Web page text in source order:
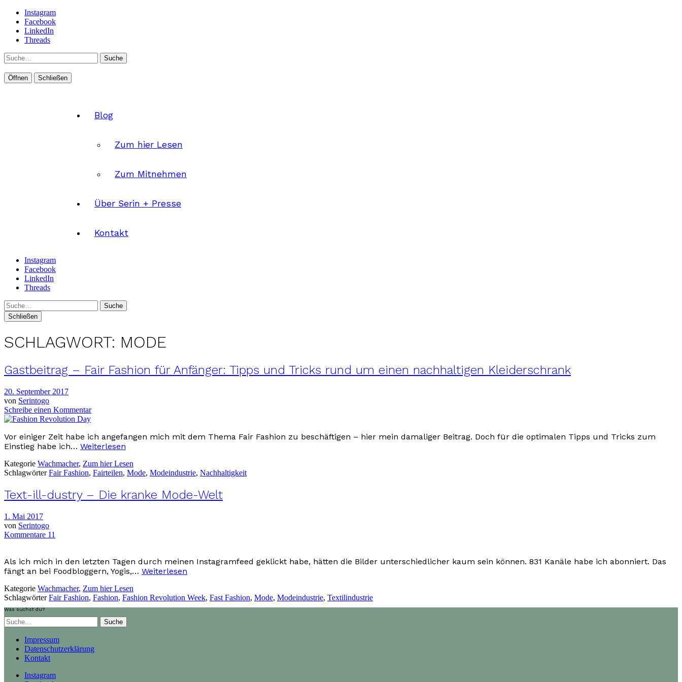
Instagram
Facebook
LinkedIn
Threads
Suche
Öffnen Schließen
Blog
Zum hier Lesen
Zum Mitnehmen
Über Serin + Presse
Kontakt
Instagram
Facebook
LinkedIn
Threads
Suche
Schließen
SCHLAGWORT: MODE
Gastbeitrag – Fair Fashion für Anfänger: Tipps und Tricks rund um einen nachhaltigen Kleiderschrank
20. September 2017
von Serintogo
Schreibe einen Kommentar
Vor einiger Zeit habe ich angefangen mich mit dem Thema Fair Fashion zu beschäftigen – hier mein damaliger Beitrag. Doch für die optimalen Tipps und Tricks zum
Einstieg habe ich… Weiterlesen
Kategorie Wachmacher, Zum hier Lesen
SchlagwörterFair Fashion, Fairteilen, Mode, Modeindustrie, Nachhaltigkeit
Text-ill-dustry – Die kranke Mode-Welt
1. Mai 2017
von Serintogo
Kommentare 11
Als ich mich in den letzten Tagen durch meinen Instagramfeed geklickt habe, hätten die Bilder unterschiedlicher kaum sein können. 831 Kanäle habe ich abonniert. Das
fängt an bei Foodbloggern, Yogis,… Weiterlesen
Kategorie Wachmacher, Zum hier Lesen
SchlagwörterFair Fashion, Fashion, Fashion Revolution Week, Fast Fashion, Mode, Modeindustrie, Textilindustrie
Was suchst du?
Suche
Impressum
Datenschutzerklärung
Kontakt
Instagram